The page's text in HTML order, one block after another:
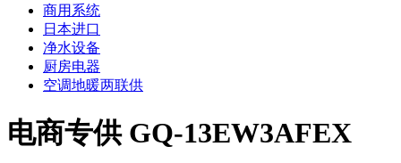
商用系统
日本进口
净水设备
厨房电器
空调地暖两联供
电商专供 GQ-13EW3AFEX